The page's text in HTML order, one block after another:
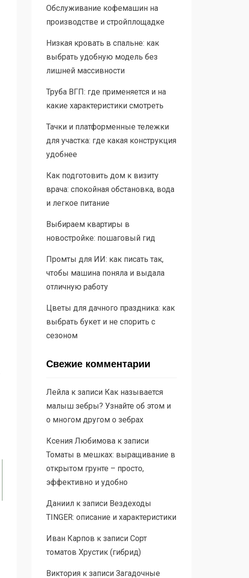
Обслуживание кофемашин на
производстве и стройплощадке
Низкая кровать в спальне: как
выбрать удобную модель без
лишней массивности
Труба ВГП: где применяется и на
какие характеристики смотреть
Тачки и платформенные тележки
для участка: где какая конструкция
удобнее
Как подготовить дом к визиту
врача: спокойная обстановка, вода
и легкое питание
Выбираем квартиры в
новостройке: пошаговый гид
Промты для ИИ: как писать так,
чтобы машина поняла и выдала
отличную работу
Цветы для дачного праздника: как
выбрать букет и не спорить с
сезоном
Свежие комментарии
Лейлак записи Как называется
малыш зебры? Узнайте об этом и
о многом другом о зебрах
Ксения Любимовак записи
Томаты в мешках: выращивание в
открытом грунте – просто,
эффективно и удобно
Даниилк записи Вездеходы
TINGER: описание и характеристики
Иван Карпов к записи Сорт
томатов Хрустик (гибрид)
Викторияк записи Загадочные